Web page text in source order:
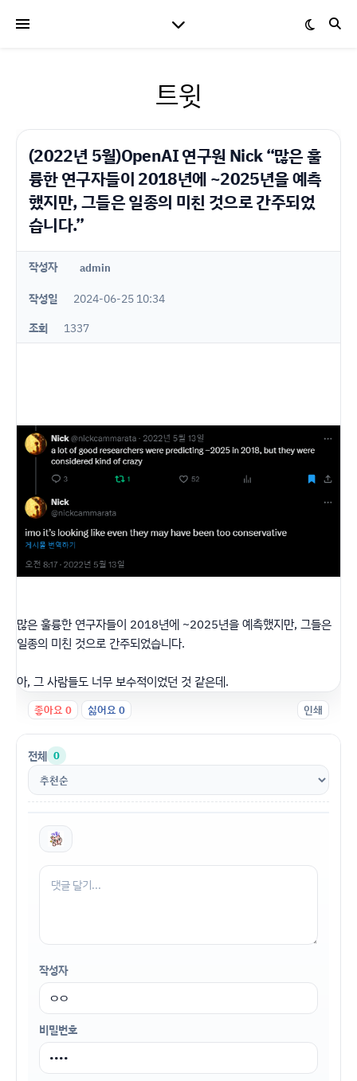
트윗
(2022년 5월)OpenAI 연구원 Nick “많은 훌
륭한 연구자들이 2018년에 ~2025년을 예측
했지만, 그들은 일종의 미친 것으로 간주되었
습니다.”
작성자 admin
작성일
2024-06-25 10:34
조회
1337
많은 훌륭한 연구자들이 2018년에 ~2025년을 예측했지만, 그들은
일종의 미친 것으로 간주되었습니다.
아, 그 사람들도 너무 보수적이었던 것 같은데.
좋아요0 싫어요0 인쇄
전체 0
작성자
비밀번호